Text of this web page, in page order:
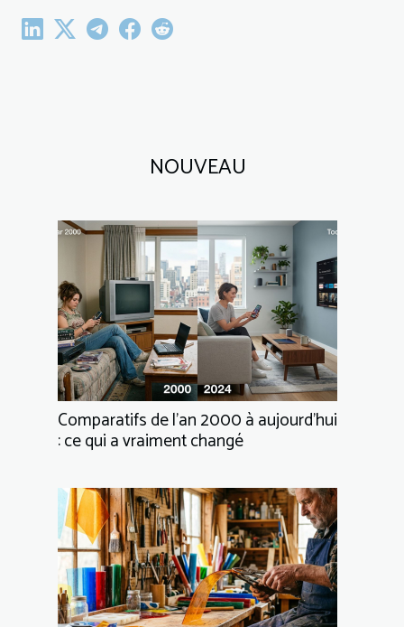
NOUVEAU
Comparatifs de l’an 2000 à aujourd’hui
: ce qui a vraiment changé